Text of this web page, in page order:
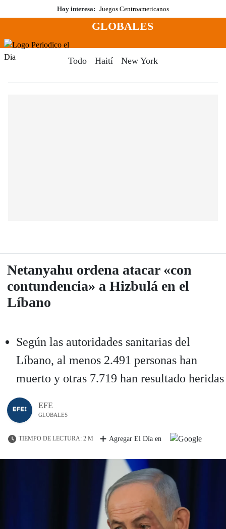
al
Hoy interesa: Juegos Centroamericanos
Menú
GLOBALES
Todo Haití New York
Netanyahu ordena atacar «con
contundencia» a Hizbulá en el
Líbano
Según las autoridades sanitarias del
Líbano, al menos 2.491 personas han
muerto y otras 7.719 han resultado heridas
EFE
GLOBALES
TIEMPO DE LECTURA: 2 M Agregar El Día en